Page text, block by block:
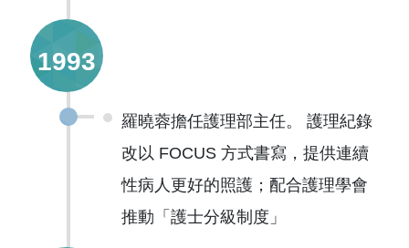
1993
羅曉蓉擔任護理部主任。 護理紀錄
改以 FOCUS 方式書寫，提供連續
性病人更好的照護；配合護理學會
推動「護士分級制度」